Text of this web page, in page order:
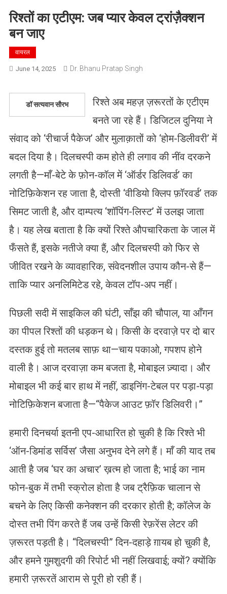
रिश्तों का एटीएम: जब प्यार केवल ट्रांज़ैक्शन
बन जाए
वायरल
June 14, 2025 Dr. Bhanu Pratap Singh
डॉ सत्यवान सौरभ
रिश्ते अब महज़ ज़रूरतों के एटीएम
बनते जा रहे हैं। डिजिटल दुनिया ने
संवाद को ‘रीचार्ज पैकेज’ और मुलाक़ातों को ‘होम-डिलीवरी’ में
बदल दिया है। दिलचस्पी कम होते ही लगाव की नींव दरकने
लगती है—माँ-बेटे के फ़ोन-कॉल में ‘ऑर्डर डिलिवर्ड’ का
नोटिफ़िकेशन रह जाता है, दोस्ती ‘वीडियो क्लिप फ़ॉरवर्ड’ तक
सिमट जाती है, और दाम्पत्य ‘शॉपिंग-लिस्ट’ में उलझ जाता
है। यह लेख बताता है कि क्यों रिश्ते औपचारिकता के जाल में
फँसते हैं, इसके नतीजे क्या हैं, और दिलचस्पी को फिर से
जीवित रखने के व्यावहारिक, संवेदनशील उपाय कौन-से हैं—
ताकि प्यार अनलिमिटेड रहे, केवल टॉप-अप नहीं।
पिछली सदी में साइकिल की घंटी, साँझ की चौपाल, या आँगन
का पीपल रिश्तों की धड़कन थे। किसी के दरवाज़े पर दो बार
दस्तक हुई तो मतलब साफ़ था—चाय पकाओ, गपशप होने
वाली है। आज दरवाज़ा कम बजता है, मोबाइल ज़्यादा। और
मोबाइल भी कई बार हाथ में नहीं, डाइनिंग-टेबल पर पड़ा-पड़ा
नोटिफ़िकेशन बजाता है—“पैकेज आउट फ़ॉर डिलिवरी।”
हमारी दिनचर्या इतनी एप-आधारित हो चुकी है कि रिश्ते भी
‘ऑन-डिमांड सर्विस’ जैसा अनुभव देने लगे हैं। माँ की याद तब
आती है जब ‘घर का अचार’ ख़त्म हो जाता है; भाई का नाम
फोन-बुक में तभी स्क्रोल होता है जब ट्रैफ़िक चालान से
बचने के लिए किसी कनेक्शन की दरकार होती है; कॉलेज के
दोस्त तभी पिंग करते हैं जब उन्हें किसी रेफ़रेंस लेटर की
ज़रूरत पड़ती है। “दिलचस्पी” दिन-दहाड़े ग़ायब हो चुकी है,
और हमने गुमशुदगी की रिपोर्ट भी नहीं लिखवाई; क्यों? क्योंकि
हमारी ज़रूरतें आराम से पूरी हो रही हैं।